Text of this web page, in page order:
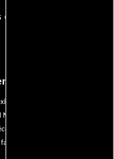
anécdotas y opiniones
¿Qué te ha inspirado de su
personal que desees
en la que ha participado?